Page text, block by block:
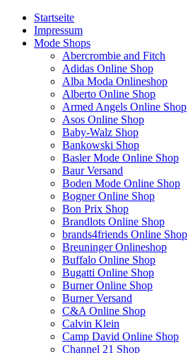
Startseite
Impressum
Mode Shops
Abercrombie and Fitch
Adidas Online Shop
Alba Moda Onlineshop
Alberto Online Shop
Armed Angels Online Shop
Asos Online Shop
Baby-Walz Shop
Bankowski Shop
Basler Mode Online Shop
Baur Versand
Boden Mode Online Shop
Bogner Online Shop
Bon Prix Shop
Brandlots Online Shop
brands4friends Online Shop
Breuninger Onlineshop
Buffalo Online Shop
Bugatti Online Shop
Burner Online Shop
Burner Versand
C&A Online Shop
Calvin Klein
Camp David Online Shop
Channel 21 Shop